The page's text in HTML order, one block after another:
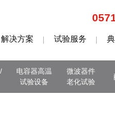
解决方案 试验服务
电容器高温
试验设备
微波器件
老化试验